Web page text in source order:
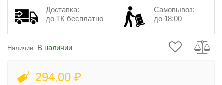
Доставка:
до ТК бесплатно
Самовывоз:
до 18:00
Наличие: В наличии
294,00 ₽